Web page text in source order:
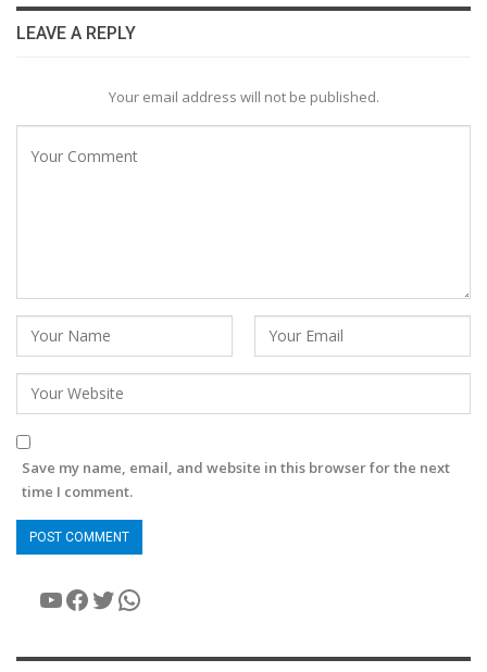
LEAVE A REPLY
Your email address will not be published.
Save my name, email, and website in this browser for the next
time I comment.
YouTube
Facebook
Twitter
WhatsApp